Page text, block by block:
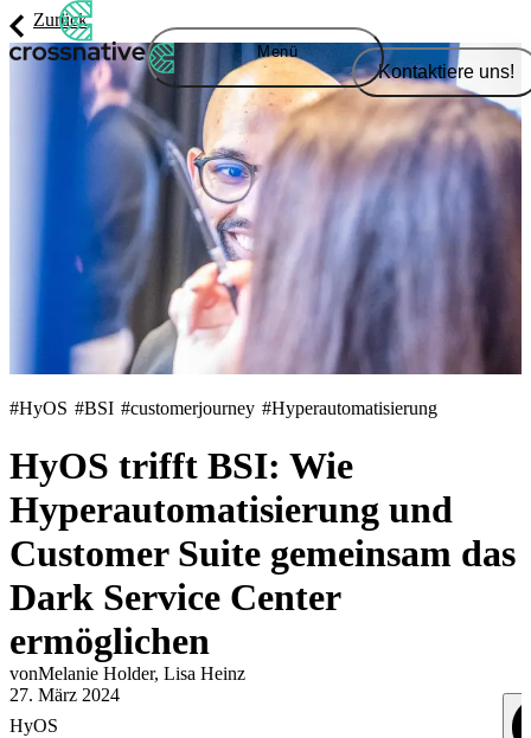
Kontaktiere uns!
Menü
Zurück
#HyOS #BSI #customerjourney #Hyperautomatisierung
HyOS trifft BSI: Wie
Hyperautomatisierung und
Customer Suite gemeinsam das
Dark Service Center
ermöglichen
vonMelanie Holder, Lisa Heinz
27. März 2024
HyOS